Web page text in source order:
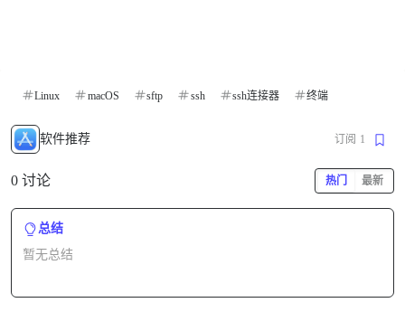
Linux macOS sftp ssh ssh连接器 终端
软件推荐 订阅 1
0 讨论 热门 最新
总结
暂无总结